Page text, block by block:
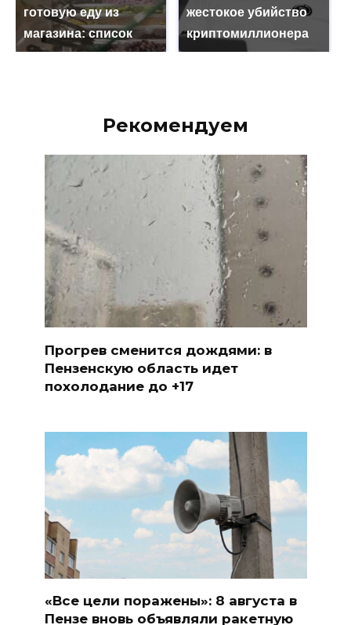
готовую еду из
магазина: список
жестокое убийство
криптомиллионера
Рекомендуем
Прогрев сменится дождями: в
Пензенскую область идет
похолодание до +17
«Все цели поражены»: 8 августа в
Пензе вновь объявляли ракетную